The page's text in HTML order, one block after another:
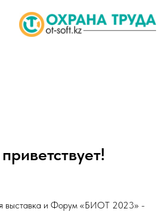
выставка и Форум «БИОТ 2023» -